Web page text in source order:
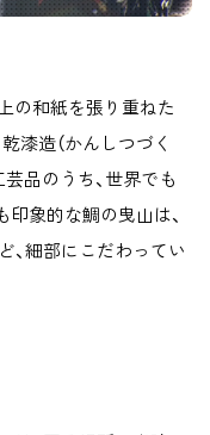
の和紙を張り重ねた
漆造（かんしつづく
品のうち、世界でも
象的な鯛の曳山は、
、細部にこだわってい